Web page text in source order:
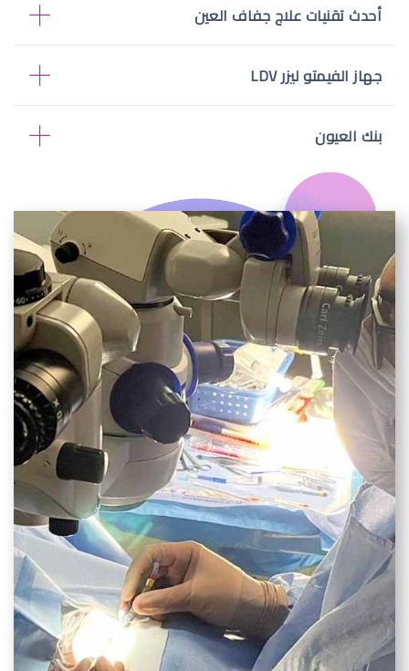
أحدث تقنيات علاج جفاف العين
جهاز الفيمتو ليزر LDV
بنك العيون